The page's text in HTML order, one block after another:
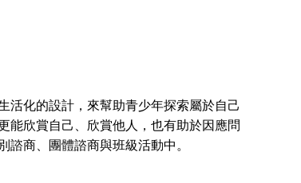
化的設計，來幫助青少年探索屬於自己
能欣賞自己、欣賞他人，也有助於因應問
商、團體諮商與班級活動中。